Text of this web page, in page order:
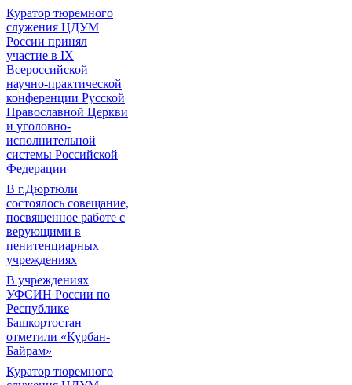
Куратор тюремного
служения ЦДУМ
России принял
участие в IX
Всероссийской
научно-практической
конференции Русской
Православной Церкви
и уголовно-
исполнительной
системы Российской
Федерации
В г.Дюртюли
состоялось совещание,
посвященное работе с
верующими в
пенитенциарных
учреждениях
В учреждениях
УФСИН России по
Республике
Башкортостан
отметили «Курбан-
Байрам»
Куратор тюремного